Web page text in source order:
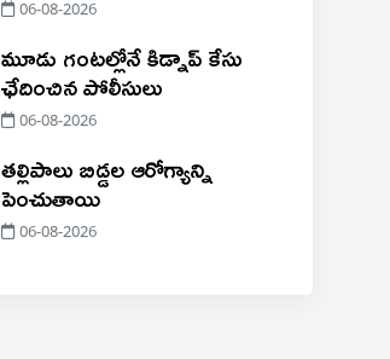
06-08-2026
మూడు గంటల్లోనే కిడ్నాప్ కేసు
ఛేదించిన పోలీసులు
06-08-2026
తల్లిపాలు బిడ్డల ఆరోగ్యాన్ని
పెంచుతాయి
06-08-2026